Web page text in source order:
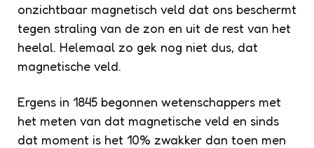
onzichtbaar magnetisch veld dat ons beschermt
tegen straling van de zon en uit de rest van het
heelal. Helemaal zo gek nog niet dus, dat
magnetische veld.
Ergens in 1845 begonnen wetenschappers met
het meten van dat magnetische veld en sinds
dat moment is het 10% zwakker dan toen men